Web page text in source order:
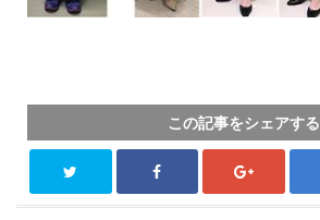
この記事をシェアする